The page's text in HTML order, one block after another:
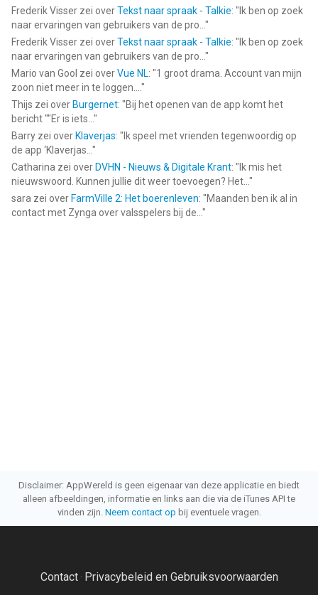
Frederik Visser zei overTekst naar spraak - Talkie: " Ik ben op zoek
naar ervaringen van gebruikers van de pro... "
Frederik Visser zei overTekst naar spraak - Talkie: " Ik ben op zoek
naar ervaringen van gebruikers van de pro... "
Mario van Gool zei overVue NL: "1 groot drama. Account van mijn
zoon niet meer in te loggen.... "
Thijs zei over Burgernet: "Bij het openen van de app komt het
bericht ""Er is iets... "
Barry zei over Klaverjas: " Ik speel met vrienden tegenwoordig op
de app ‘Klaverjas... "
Catharina zei over DVHN - Nieuws & Digitale Krant: " Ik mis het
nieuwswoord. Kunnen jullie dit weer toevoegen? Het... "
sara zei over FarmVille 2: Het boerenleven: "Maanden ben ik al in
contact met Zynga over valsspelers bij de... "
Disclaimer: AppWereld is geen eigenaar van deze applicatie en biedt
alleen afbeeldingen, informatie en links aan die via de iTunes API te
vinden zijn. Neem contact op bij eventuele vragen.
Contact· Privacybeleid en Gebruiksvoorwaarden